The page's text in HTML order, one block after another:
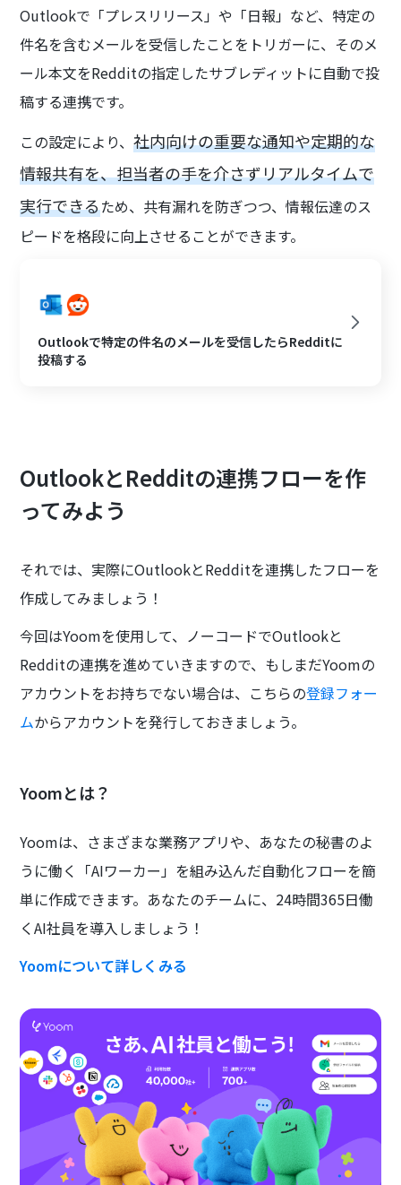
Outlookで「プレスリリース」や「日報」など、特定の
件名を含むメールを受信したことをトリガーに、そのメ
ール本文をRedditの指定したサブレディットに自動で投
稿する連携です。
この設定により、社内向けの重要な通知や定期的な
情報共有を、担当者の手を介さずリアルタイムで
実行できるため、共有漏れを防ぎつつ、情報伝達のス
ピードを格段に向上させることができます。
Outlookで特定の件名のメールを受信したらRedditに
投稿する
OutlookとRedditの連携フローを作
ってみよう
それでは、実際にOutlookとRedditを連携したフローを
作成してみましょう！
今回はYoomを使用して、ノーコードでOutlookと
Redditの連携を進めていきますので、もしまだYoomの
アカウントをお持ちでない場合は、こちらの登録フォー
ムからアカウントを発行しておきましょう。
Yoomとは？
Yoomは、さまざまな業務アプリや、あなたの秘書のよ
うに働く「AIワーカー」を組み込んだ自動化フローを簡
単に作成できます。あなたのチームに、24時間365日働
くAI社員を導入しましょう！
Yoomについて詳しくみる